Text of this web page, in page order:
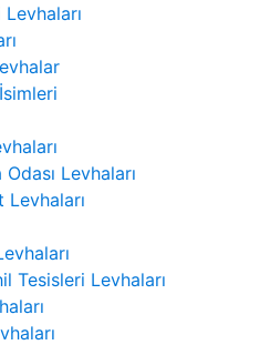
Levhaları
Tesisleri Levhaları